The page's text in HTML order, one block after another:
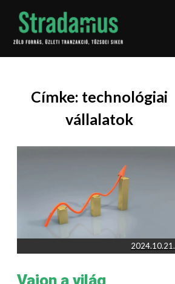
content
Címke: technológiai
vállalatok
2024.10.21.